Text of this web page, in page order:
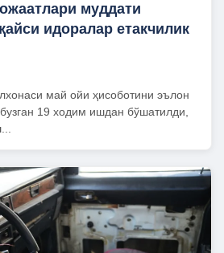
муддати
идоралар етакчилик
май ойи ҳисоботини эълон
19 ходим ишдан бўшатилди,